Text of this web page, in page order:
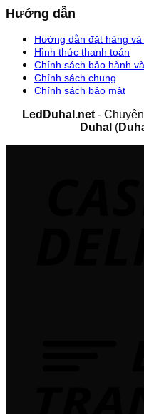
Hướng dẫn
Hướng dẫn đặt hàng và
Hình thức thanh toán
Chính sách bảo hành
Chính sách chung
Chính sách bảo mật
LedDuhal.net-
Duhal (